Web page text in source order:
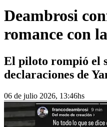
Deambrosi
romance con
El piloto rompió el
declaraciones de
06 de julio 2026, 13:46hs